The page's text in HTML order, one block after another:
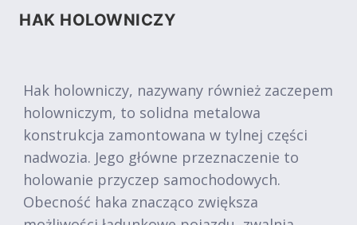
HAK HOLOWNICZY
Hak holowniczy, nazywany również zaczepem
holowniczym, to solidna metalowa
konstrukcja zamontowana w tylnej części
nadwozia. Jego główne przeznaczenie to
holowanie przyczep samochodowych.
Obecność haka znacząco zwiększa